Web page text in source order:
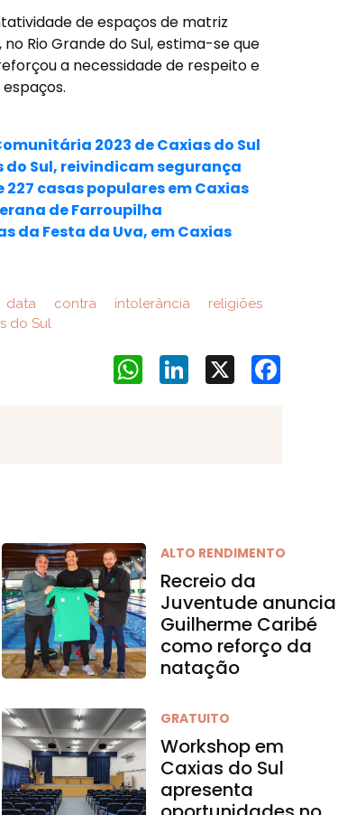
de espaços de matriz
Rio Grande do Sul, estima-se que
a necessidade de respeito e
2023 de Caxias do Sul
do Sul, reivindicam segurança
casas populares em Caxias
de Farroupilha
da Festa da Uva, em Caxias
data contra intolerância
religiões
do Sul
Facebook
X
LinkedIn
WhatsApp
ALTO RENDIMENTO
Recreio da
Juventude anuncia
Guilherme Caribé
como reforço da
natação
GRATUITO
Workshop em
Caxias do Sul
apresenta